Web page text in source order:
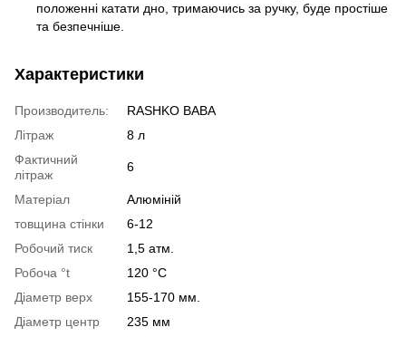
положенні катати дно, тримаючись за ручку, буде простіше
та безпечніше.
Характеристики
Производитель:
RASHKO BABA
Літраж
8 л
Фактичний
літраж
6
Матеріал
Алюміній
товщина стінки
6-12
Робочий тиск
1,5 атм.
Робоча °t
120 °C
Діаметр верх
155-170 мм.
Діаметр центр
235 мм